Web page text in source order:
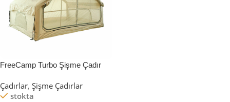
FreeCamp Turbo Şişme Çadır
Çadırlar, Şişme Çadırlar
stokta